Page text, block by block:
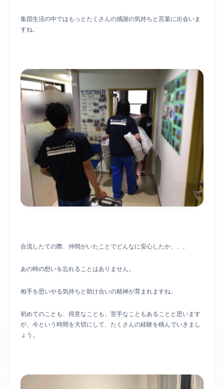
集団生活の中ではもっとたくさんの感謝の気持ちと言葉に出会いま
すね。
合流したての際、仲間がいたことでどんなに安心したか、、、
あの時の想いを忘れることはありません。
相手を思いやる気持ちと助け合いの精神が育まれますね。
初めてのことも、得意なことも、苦手なこともあることと思います
が、今という時間を大切にして、たくさんの経験を積んでいきまし
ょう。